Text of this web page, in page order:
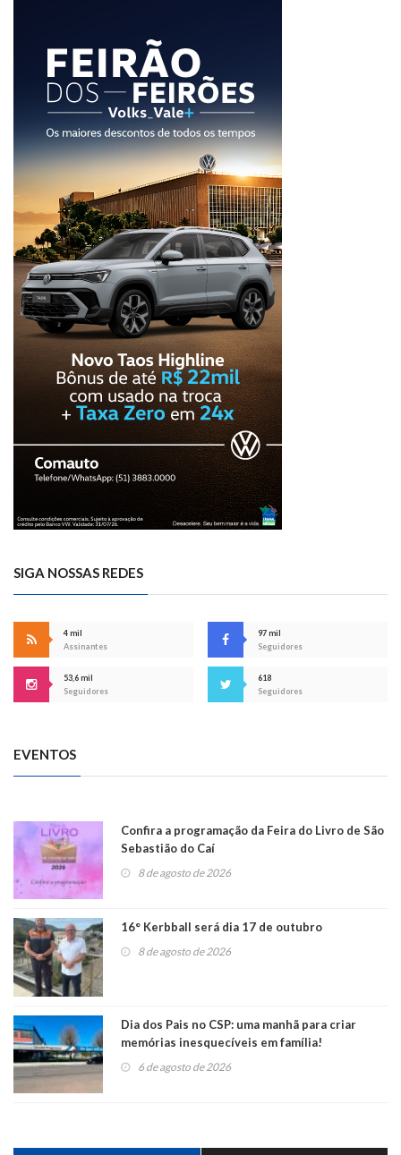
SIGA NOSSAS REDES
4 mil
Assinantes
97 mil
Seguidores
53,6 mil
Seguidores
618
Seguidores
EVENTOS
Confira a programação da Feira do Livro de São
Sebastião do Caí
8 de agosto de 2026
16° Kerbball será dia 17 de outubro
8 de agosto de 2026
Dia dos Pais no CSP: uma manhã para criar
memórias inesquecíveis em família!
6 de agosto de 2026